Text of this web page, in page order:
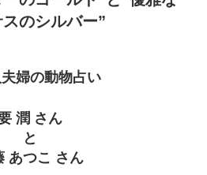
のシルバー”
婦の動物占い
潤 さん
と
あつこ さん